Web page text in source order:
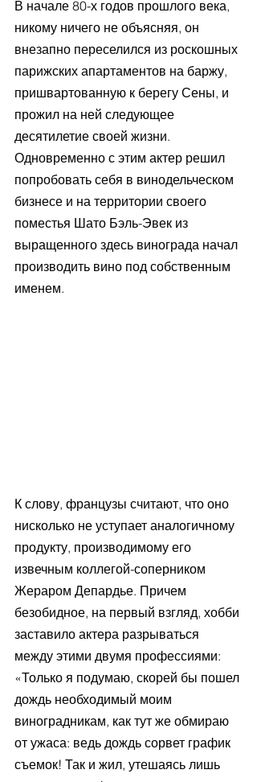
В начале 80-х годов прошлого века,
никому ничего не объясняя, он
внезапно переселился из роскошных
парижских апартаментов на баржу,
пришвартованную к берегу Сены, и
прожил на ней следующее
десятилетие своей жизни.
Одновременно с этим актер решил
попробовать себя в винодельческом
бизнесе и на территории своего
поместья Шато Бэль-Эвек из
выращенного здесь винограда начал
производить вино под собственным
именем.
К слову, французы считают, что оно
нисколько не уступает аналогичному
продукту, производимому его
извечным коллегой-соперником
Жераром Депардье. Причем
безобидное, на первый взгляд, хобби
заставило актера разрываться
между этими двумя профессиями:
«Только я подумаю, скорей бы пошел
дождь необходимый моим
виноградникам, как тут же обмираю
от ужаса: ведь дождь сорвет график
съемок! Так и жил, утешаясь лишь